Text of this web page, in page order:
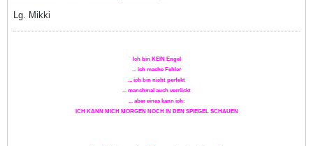
Lg. Mikki
Ich bin KEIN Engel
... ich mache Fehler
... ich bin nicht perfekt
... manchmal auch verrückt
... aber eines kann ich:
ICH KANN MICH MORGEN NOCH IN DEN SPIEGEL SCHAUEN